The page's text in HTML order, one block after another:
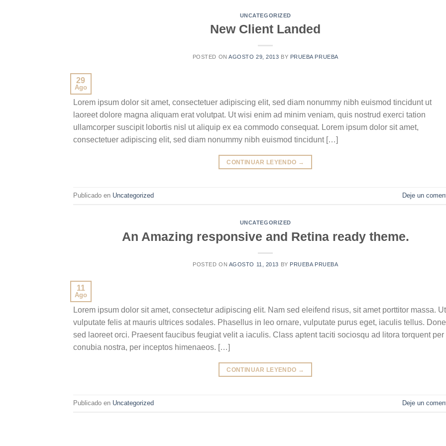
UNCATEGORIZED
New Client Landed
POSTED ONAGOSTO 29, 2013 BY PRUEBA PRUEBA
29
Ago
Lorem ipsum dolor sit amet, consectetuer adipiscing elit, sed diam nonummy nibh euismod tincidunt ut
laoreet dolore magna aliquam erat volutpat. Ut wisi enim ad minim veniam, quis nostrud exerci tation
ullamcorper suscipit lobortis nisl ut aliquip ex ea commodo consequat. Lorem ipsum dolor sit amet,
consectetuer adipiscing elit, sed diam nonummy nibh euismod tincidunt […]
CONTINUAR LEYENDO →
Publicado en Uncategorized Deje un
UNCATEGORIZED
An Amazing responsive and Retina ready theme.
POSTED ON AGOSTO 11, 2013 BY PRUEBA PRUEBA
11
Ago
Lorem ipsum dolor sit amet, consectetur adipiscing elit. Nam sed eleifend risus, sit amet porttitor massa. Ut
vulputate felis at mauris ultrices sodales. Phasellus in leo ornare, vulputate purus eget, iaculis tellus.
sed laoreet orci. Praesent faucibus feugiat velit a iaculis. Class aptent taciti sociosqu ad litora torquent per
conubia nostra, per inceptos himenaeos. […]
CONTINUAR LEYENDO →
Publicado en Uncategorized Deje un